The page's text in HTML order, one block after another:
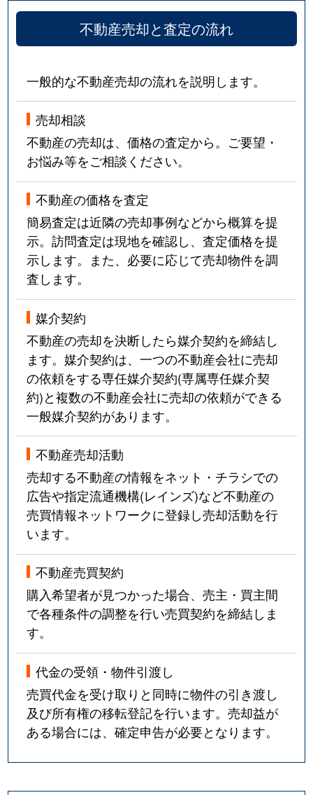
不動産売却と査定の流れ
一般的な不動産売却の流れを説明します。
売却相談
不動産の売却は、価格の査定から。ご要望・
お悩み等をご相談ください。
不動産の価格を査定
簡易査定は近隣の売却事例などから概算を提
示。訪問査定は現地を確認し、査定価格を提
示します。また、必要に応じて売却物件を調
査します。
媒介契約
不動産の売却を決断したら媒介契約を締結し
ます。媒介契約は、一つの不動産会社に売却
の依頼をする専任媒介契約(専属専任媒介契
約)と複数の不動産会社に売却の依頼ができる
一般媒介契約があります。
不動産売却活動
売却する不動産の情報をネット・チラシでの
広告や指定流通機構(レインズ)など不動産の
売買情報ネットワークに登録し売却活動を行
います。
不動産売買契約
購入希望者が見つかった場合、売主・買主間
で各種条件の調整を行い売買契約を締結しま
す。
代金の受領・物件引渡し
売買代金を受け取りと同時に物件の引き渡し
及び所有権の移転登記を行います。売却益が
ある場合には、確定申告が必要となります。